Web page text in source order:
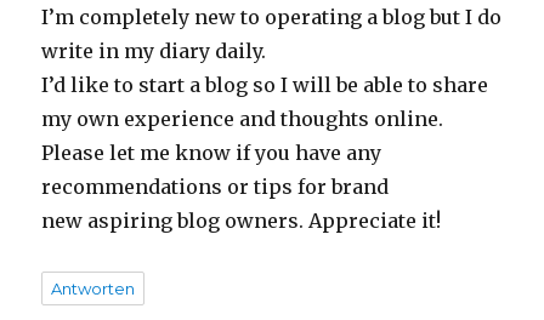
I’m completely new to operating a blog but I do
write in my diary daily.
I’d like to start a blog so I will be able to share
my own experience and thoughts online.
Please let me know if you have any
recommendations or tips for brand
new aspiring blog owners. Appreciate it!
Antworten